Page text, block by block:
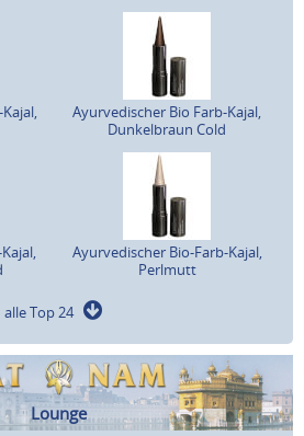
Ayurvedischer Bio Farb-Kajal,
Dunkelbraun Cold
Ayurvedischer Bio-Farb-Kajal,
Perlmutt
alle Top 24
Lounge